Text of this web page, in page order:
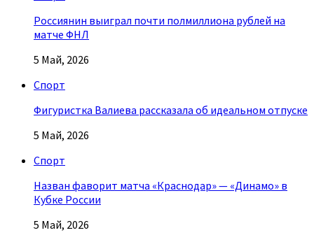
Россиянин выиграл почти полмиллиона рублей на
матче ФНЛ
5 Май, 2026
Спорт
Фигуристка Валиева рассказала об идеальном отпуске
5 Май, 2026
Спорт
Назван фаворит матча «Краснодар» — «Динамо» в
Кубке России
5 Май, 2026